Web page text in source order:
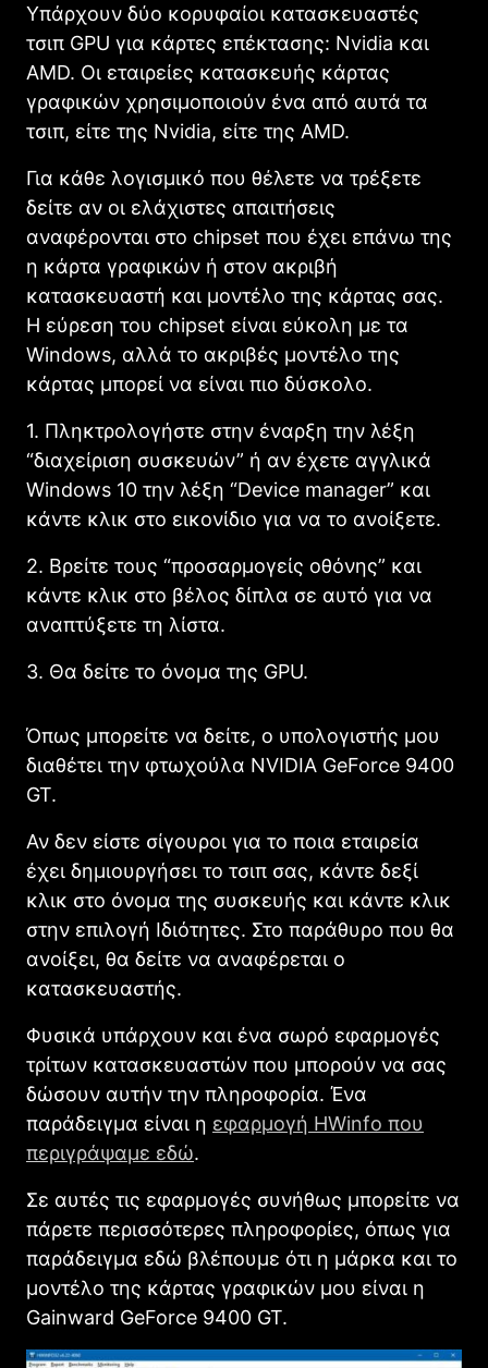
Υπάρχουν δύο κορυφαίοι κατασκευαστές
τσιπ GPU για κάρτες επέκτασης: Nvidia και
AMD. Οι εταιρείες κατασκευής κάρτας
γραφικών χρησιμοποιούν ένα από αυτά τα
τσιπ, είτε της Nvidia, είτε της AMD.
Για κάθε λογισμικό που θέλετε να τρέξετε
δείτε αν οι ελάχιστες απαιτήσεις
αναφέρονται στο chipset που έχει επάνω της
η κάρτα γραφικών ή στον ακριβή
κατασκευαστή και μοντέλο της κάρτας σας.
Η εύρεση του chipset είναι εύκολη με τα
Windows, αλλά το ακριβές μοντέλο της
κάρτας μπορεί να είναι πιο δύσκολο.
1. Πληκτρολογήστε στην έναρξη την λέξη
“διαχείριση συσκευών” ή αν έχετε αγγλικά
Windows 10 την λέξη “Device manager” και
κάντε κλικ στο εικονίδιο για να το ανοίξετε.
2. Βρείτε τους “προσαρμογείς οθόνης” και
κάντε κλικ στο βέλος δίπλα σε αυτό για να
αναπτύξετε τη λίστα.
3. Θα δείτε το όνομα της GPU.
Όπως μπορείτε να δείτε, ο υπολογιστής μου
διαθέτει την φτωχούλα NVIDIA GeForce 9400
GT.
Αν δεν είστε σίγουροι για το ποια εταιρεία
έχει δημιουργήσει το τσιπ σας, κάντε δεξί
κλικ στο όνομα της συσκευής και κάντε κλικ
στην επιλογή Ιδιότητες. Στο παράθυρο που θα
ανοίξει, θα δείτε να αναφέρεται ο
κατασκευαστής.
Φυσικά υπάρχουν και ένα σωρό εφαρμογές
τρίτων κατασκευαστών που μπορούν να σας
δώσουν αυτήν την πληροφορία. Ένα
παράδειγμα είναι η εφαρμογή HWinfo που
περιγράψαμε εδώ.
Σε αυτές τις εφαρμογές συνήθως μπορείτε να
πάρετε περισσότερες πληροφορίες, όπως για
παράδειγμα εδώ βλέπουμε ότι η μάρκα και το
μοντέλο της κάρτας γραφικών μου είναι η
Gainward GeForce 9400 GT.